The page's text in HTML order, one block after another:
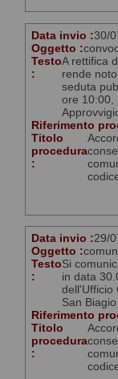
Data invio :30/
Oggetto :
Testo
:
A rettifica
rende
seduta
ore 10:00,
Riferimento
Titolo
procedura
:
Data invio :29/
Oggetto :
Testo
:
Si
in data
dell'Ufficio
San Biagio
Riferimento
Titolo
procedura
: